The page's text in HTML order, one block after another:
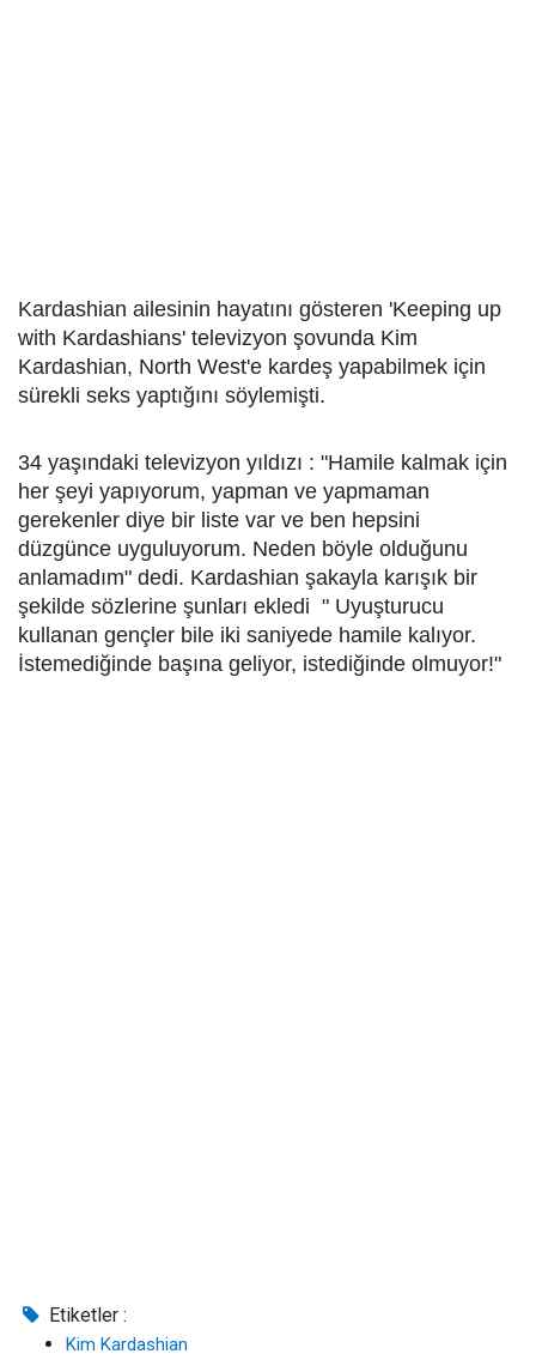
Kardashian ailesinin hayatını gösteren 'Keeping up
with Kardashians' televizyon şovunda Kim
Kardashian, North West'e kardeş yapabilmek için
sürekli seks yaptığını söylemişti.
34 yaşındaki televizyon yıldızı : "Hamile kalmak için
her şeyi yapıyorum, yapman ve yapmaman
gerekenler diye bir liste var ve ben hepsini
düzgünce uyguluyorum. Neden böyle olduğunu
anlamadım" dedi. Kardashian şakayla karışık bir
şekilde sözlerine şunları ekledi " Uyuşturucu
kullanan gençler bile iki saniyede hamile kalıyor.
İstemediğinde başına geliyor, istediğinde olmuyor!"
Etiketler :
Kim Kardashian